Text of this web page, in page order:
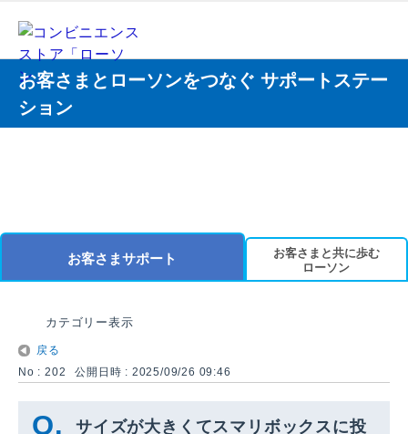
お客さまとローソンをつなぐ サポートステー
ション
お客さまサポート
お客さまと共に歩む
ローソン
カテゴリー表示
戻る
No : 202
公開日時 : 2025/09/26 09:46
サイズが大きくてスマリボックスに投